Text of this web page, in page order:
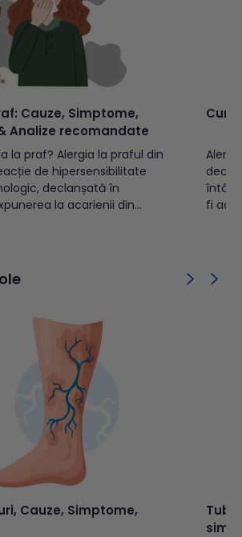
Cauze, Simptome,
Analize recomandate
la praful din
de hipersensibilitate
declanșată în
la acarienii din
care rețin praf. Cuprins:
Cum
fi
în
Cauze, Simptome,